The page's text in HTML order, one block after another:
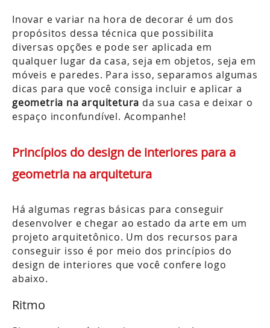
Inovar e variar na hora de decorar é um dos
propósitos dessa técnica que possibilita
diversas opções e pode ser aplicada em
qualquer lugar da casa, seja em objetos, seja em
móveis e paredes. Para isso, separamos algumas
dicas para que você consiga incluir e aplicar a
geometria na arquitetura da sua casa e deixar o
espaço inconfundível. Acompanhe!
Princípios do design de interiores para a
geometria na arquitetura
Há algumas regras básicas para conseguir
desenvolver e chegar ao estado da arte em um
projeto arquitetônico. Um dos recursos para
conseguir isso é por meio dos princípios do
design de interiores que você confere logo
abaixo.
Ritmo